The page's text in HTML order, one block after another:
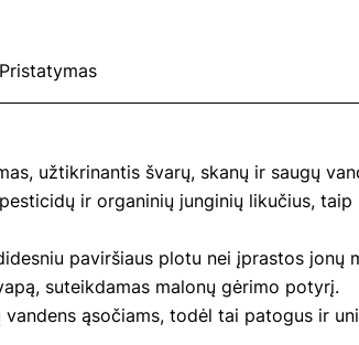
Pristatymas
užtikrinantis švarų, skanų ir saugų
ir organinių junginių likučius,
paviršiaus plotu nei įprastos jonų
suteikdamas malonų gėrimo potyrį.
ąsočiams, todėl tai patogus ir